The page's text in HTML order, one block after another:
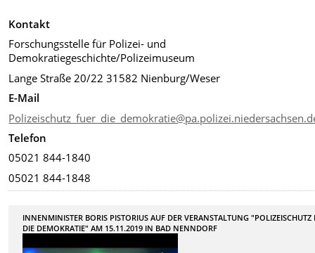
Kontakt
Forschungsstelle für Polizei- und
Demokratiegeschichte/Polizeimuseum
Lange Straße 20/22 31582 Nienburg/Weser
E-Mail
Telefon
05021 844-1840
05021 844-1848
INNENMINISTER BORIS PISTORIUS AUF DER VERANSTALTUNG "POLIZEISCHUTZ
DIE DEMOKRATIE" AM 15.11.2019 IN BAD NENNDORF